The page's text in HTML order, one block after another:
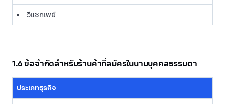
วีแชทเพย์
1.6 ข้อจำกัดสำหรับร้านค้าที่สมัครในนามบุคคลธรรมดา
ประเภทธุรกิจ